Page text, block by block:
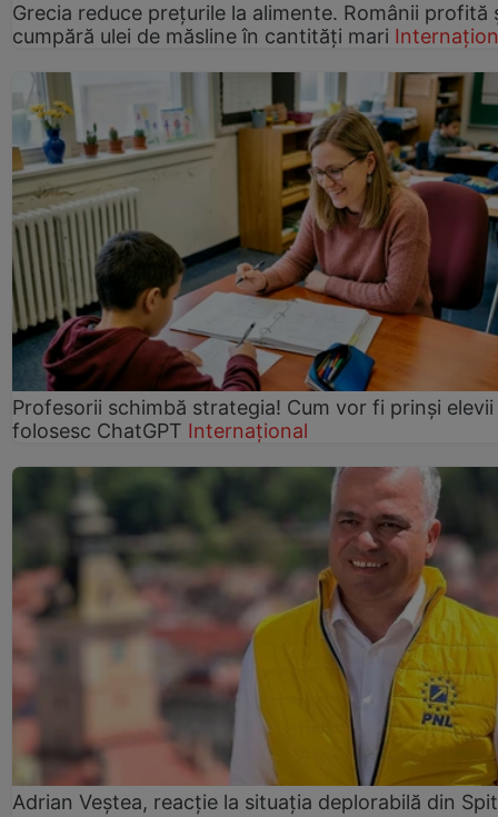
Grecia reduce prețurile la alimente. Românii profită
cumpără ulei de măsline în cantități mari
Profesorii schimbă strategia! Cum vor fi prinși elevii
folosesc ChatGPT Internațional
Adrian Veștea, reacție la situația deplorabilă din